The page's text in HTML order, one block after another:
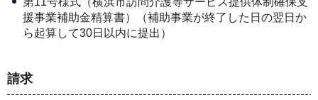
援事業補助⾦精算書）（補助事業が終了した日の翌日か
ら起算して30日以内に提出）
請求